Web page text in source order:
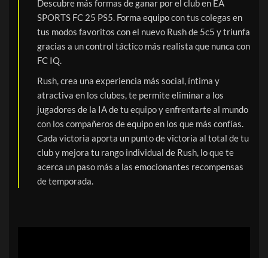
Descubre más formas de ganar por el club en EA
SPORTS FC 25 PS5. Forma equipo con tus colegas en
tus modos favoritos con el nuevo Rush de 5c5 y triunfa
gracias a un control táctico más realista que nunca con
FC IQ.
Rush, crea una experiencia más social, íntima y
atractiva en los clubes, te permite eliminar a los
jugadores de la IA de tu equipo y enfrentarte al mundo
con los compañeros de equipo en los que más confías.
Cada victoria aporta un punto de victoria al total de tu
club y mejora tu rango individual de Rush, lo que te
acerca un paso más a las emocionantes recompensas
de temporada.